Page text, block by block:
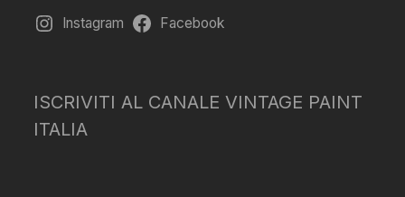
Instagram Facebook
ISCRIVITI AL CANALE VINTAGE PAINT
ITALIA